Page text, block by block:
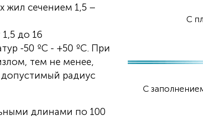
С
С
жил сечением 1,5 –
до 16
-50 ºС - +50 ºС. При
тем не менее,
радиус
длинами по 100